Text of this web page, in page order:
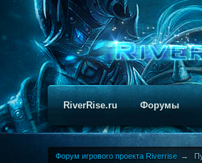
RiverRise.ru Форумы
Форум игрового проекта Riverrise →